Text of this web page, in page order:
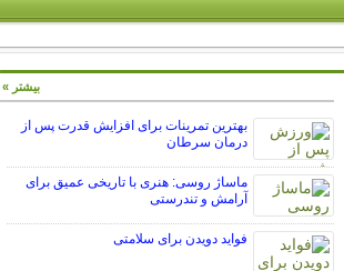
بهترین تمرینات برای افزایش قدرت پس از
درمان سرطان
ماساژ روسی: هنری با تاریخی عمیق برای
آرامش و تندرستی
فواید دویدن برای سلامتی
بیشتر »